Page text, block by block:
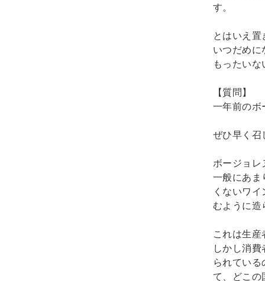
す。
とはいえ
いつだめ
もったい
【質問】
一年前のボ
ぜひ早く召
ボージョ
一般にあ
くないワ
むように
これは生
しかし消
られてい
て、どこ